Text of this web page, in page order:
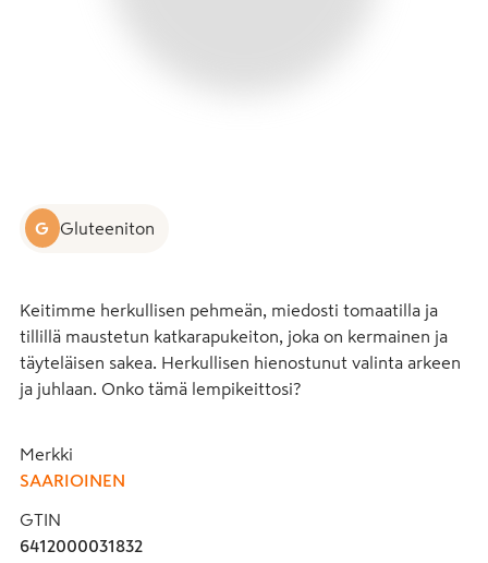
G Gluteeniton
Keitimme herkullisen pehmeän, miedosti tomaatilla ja
tillillä maustetun katkarapukeiton, joka on kermainen ja
täyteläisen sakea. Herkullisen hienostunut valinta arkeen
ja juhlaan. Onko tämä lempikeittosi?
Merkki
SAARIOINEN
GTIN
6412000031832